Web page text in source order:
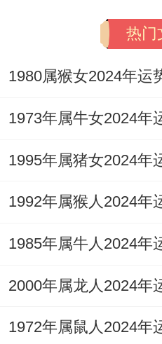
这几个月出生的属狗
「以静制动」步骤，
水、参与游泳等水上
五行气场。
农历七月（申月）、
制约过旺的火势，有
格局，这代表着通过
逻辑思维与决断力在
热门